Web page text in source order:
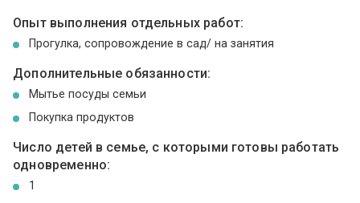
Опыт выполнения отдельных работ:
Прогулка, сопровождение в сад/ на занятия
Дополнительные обязанности:
Мытье посуды семьи
Покупка продуктов
Число детей в семье, с которыми готовы работать
одновременно:
1